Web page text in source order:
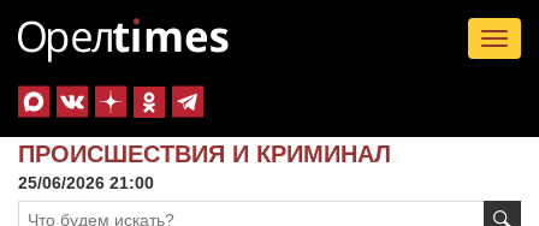
ПРОИСШЕСТВИЯ И КРИМИНАЛ
25/06/2026 21:00